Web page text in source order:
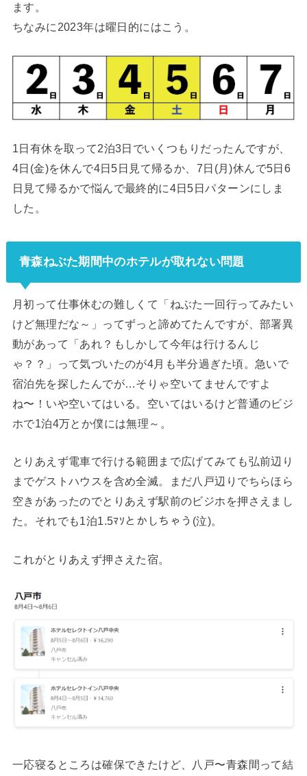
ます。
ちなみに2023年は曜日的にはこう。
1日有休を取って2泊3日でいくつもりだったんですが、
4日(金)を休んで4日5日見て帰るか、7日(月)休んで5日6
日見て帰るかで悩んで最終的に4日5日パターンにしま
した。
青森ねぶた期間中のホテルが取れない問題
月初って仕事休むの難しくて「ねぶた一回行ってみたい
けど無理だな～」ってずっと諦めてたんですが、部署異
動があって「あれ？もしかして今年は行けるんじ
ゃ？？」って気づいたのが4月も半分過ぎた頃。急いで
宿泊先を探したんでが…そりゃ空いてませんですよ
ね〜！いや空いてはいる。空いてはいるけど普通のビジ
ホで1泊4万とか僕には無理～。
とりあえず電車で行ける範囲まで広げてみても弘前辺り
までゲストハウスを含め全滅。まだ八戸辺りでちらほら
空きがあったのでとりあえず駅前のビジホを押さえまし
た。それでも1泊1.5ﾏｿとかしちゃう(泣)。
これがとりあえず押さえた宿。
一応寝るところは確保できたけど、八戸〜青森間って結